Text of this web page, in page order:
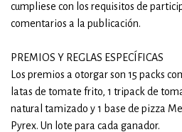
cumpliese con los requisitos de
comentarios a la publicación.
PREMIOS Y REGLAS ESPECÍFICAS
Los premios a otorgar son 15 packs
latas de tomate frito, 1 tripack de
natural tamizado y 1 base de pizza
Pyrex. Un lote para cada ganador.